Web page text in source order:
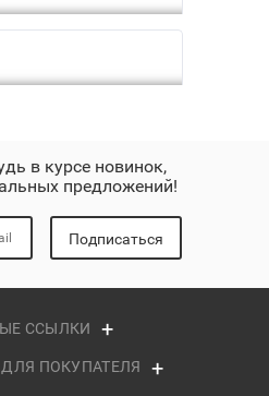
сечение и
цвете.
в курсе новинок,
предложений!
Подписаться
ССЫЛКИ
ПОКУПАТЕЛЯ